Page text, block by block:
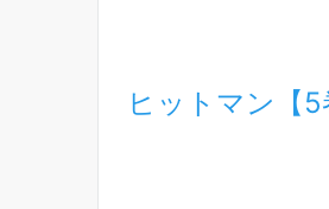
ヒットマン【